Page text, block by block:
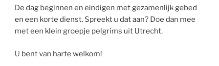
De dag beginnen en eindigen met gezamenlijk gebed
en een korte dienst. Spreekt u dat aan? Doe dan mee
met een klein groepje pelgrims uit Utrecht.
U bent van harte welkom!